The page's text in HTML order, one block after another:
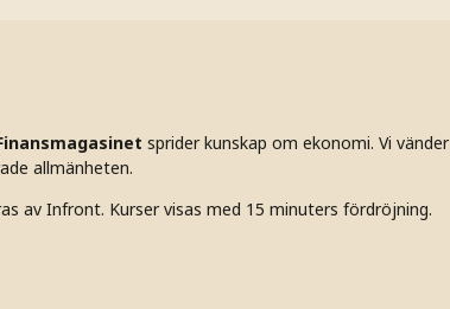
sprider kunskap om ekonomi. Vi vänder
allmänheten.
av Infront. Kurser visas med 15 minuters fördröjning.